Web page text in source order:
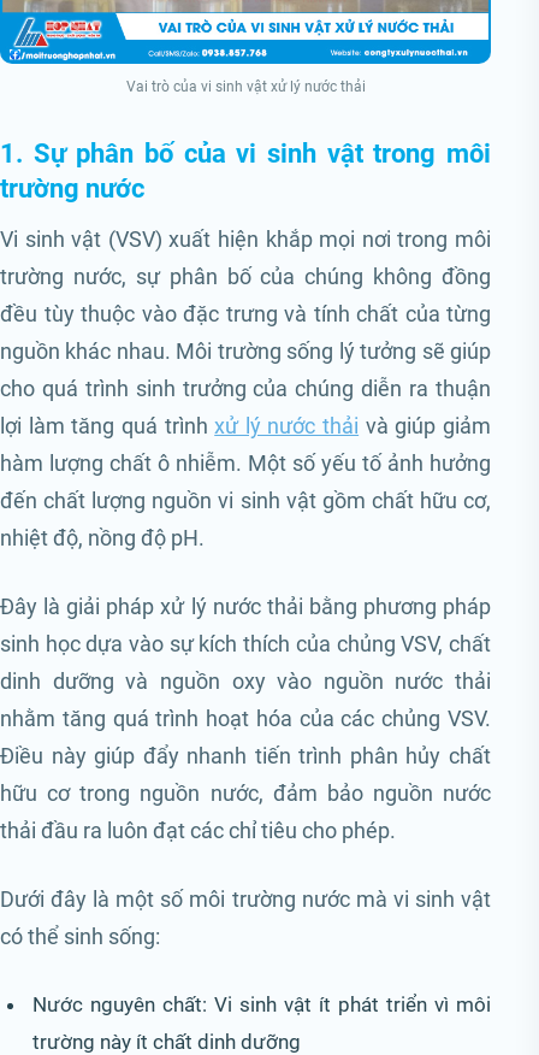
Vai trò của vi sinh vật xử lý nước thải
1. Sự phân bố của vi sinh vật trong môi
trường nước
Vi sinh vật (VSV) xuất hiện khắp mọi nơi trong môi
trường nước, sự phân bố của chúng không đồng
đều tùy thuộc vào đặc trưng và tính chất của từng
nguồn khác nhau. Môi trường sống lý tưởng sẽ giúp
cho quá trình sinh trưởng của chúng diễn ra thuận
lợi làm tăng quá trìnhxử lý nước thải và giúp giảm
hàm lượng chất ô nhiễm. Một số yếu tố ảnh hưởng
đến chất lượng nguồn vi sinh vật gồm chất hữu cơ,
nhiệt độ, nồng độ pH.
Đây là giải pháp xử lý nước thải bằng phương pháp
sinh học dựa vào sự kích thích của chủng VSV, chất
dinh dưỡng và nguồn oxy vào nguồn nước thải
nhằm tăng quá trình hoạt hóa của các chủng VSV.
Điều này giúp đẩy nhanh tiến trình phân hủy chất
hữu cơ trong nguồn nước, đảm bảo nguồn nước
thải đầu ra luôn đạt các chỉ tiêu cho phép.
Dưới đây là một số môi trường nước mà vi sinh vật
có thể sinh sống:
Nước nguyên chất: Vi sinh vật ít phát triển vì môi
trường này ít chất dinh dưỡng